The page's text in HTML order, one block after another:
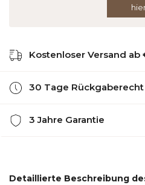
Kostenloser Versand ab
30 Tage Rückgaberecht
3 Jahre Garantie
Detaillierte Beschreibung